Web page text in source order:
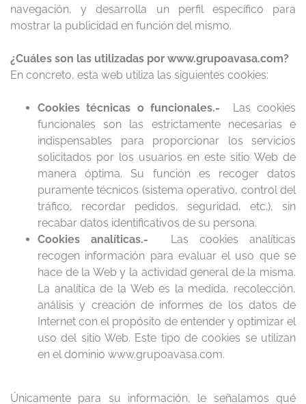
navegación, y desarrolla un perfil específico para
mostrar la publicidad en función del mismo.
¿Cuáles son las utilizadas por www.grupoavasa.com?
En concreto, esta web utiliza las siguientes cookies:
Cookies técnicas o funcionales.-
Las cookies
funcionales son las estrictamente necesarias e
indispensables para proporcionar los servicios
solicitados por los usuarios en este sitio Web de
manera óptima. Su función es recoger datos
puramente técnicos (sistema operativo, control del
tráfico, recordar pedidos, seguridad, etc.), sin
recabar datos identificativos de su persona.
Cookies analíticas.-
Las cookies analíticas
recogen información para evaluar el uso que se
hace de la Web y la actividad general de la misma.
La analítica de la Web es la medida, recolección,
análisis y creación de informes de los datos de
Internet con el propósito de entender y optimizar el
uso del sitio Web. Este tipo de cookies se utilizan
en el dominio www.grupoavasa.com.
Únicamente para su información, le señalamos qué